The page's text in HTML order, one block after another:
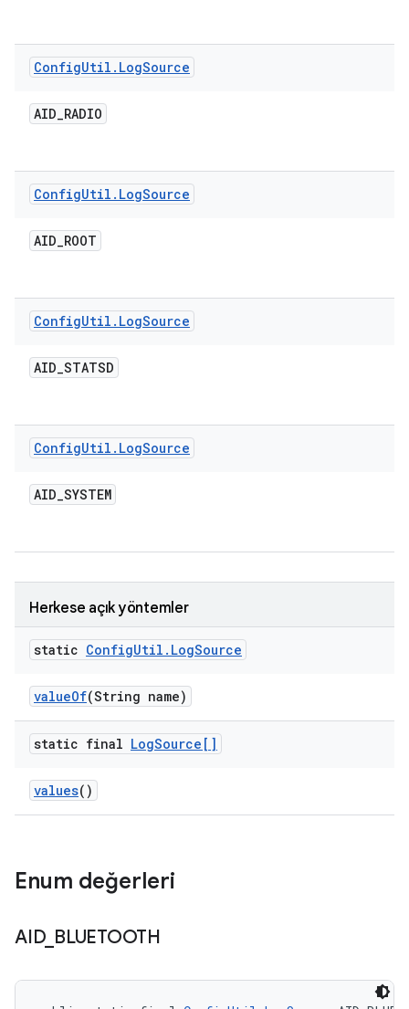
ConfigUtil . LogSource
AID_RADIO
ConfigUtil . LogSource
AID_ROOT
ConfigUtil . LogSource
AID_STATSD
ConfigUtil . LogSource
AID_SYSTEM
Herkese açık yöntemler
static ConfigUtil . LogSource
valueOf(String name)
static final LogSource[]
values()
Enum değerleri
AID_ BLUETOOTH